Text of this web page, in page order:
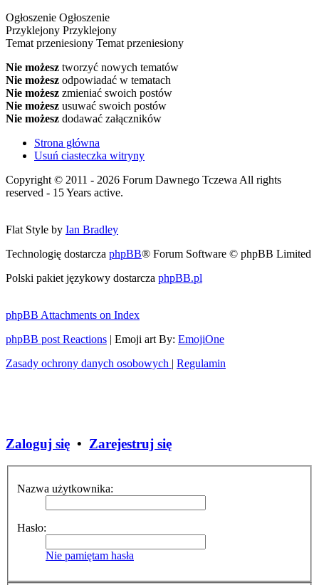
Ogłoszenie Ogłoszenie
Przyklejony Przyklejony
Temat przeniesiony Temat przeniesiony
Nie możesz tworzyć nowych tematów
Nie możesz odpowiadać w tematach
Nie możesz zmieniać swoich postów
Nie możesz usuwać swoich postów
Nie możesz dodawać załączników
Strona główna
Usuń ciasteczka witryny
Copyright © 2011 - 2026 Forum Dawnego Tczewa All rights
reserved - 15 Years active.
Flat Style by Ian Bradley
Technologię dostarcza phpBB® Forum Software © phpBB Limited
Polski pakiet językowy dostarcza phpBB.pl
phpBB Attachments on Index
phpBB post Reactions | Emoji art By: EmojiOne
Zasady ochrony danych osobowych | Regulamin
Zaloguj się • Zarejestruj się
Nazwa użytkownika:
Hasło:
Nie pamiętam hasła